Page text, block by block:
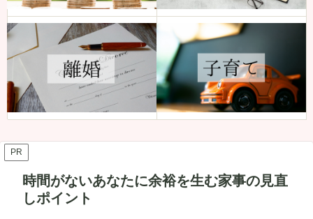
PR
時間がないあなたに余裕を生む家事の見直
しポイント